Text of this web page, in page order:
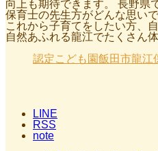
向上も期待できます。 長野県
保育士の先生方がどんな思い
これから子育てをしたい方、
自然あふれる龍江でたくさん
認定こども園飯田市龍江
LINE
RSS
note